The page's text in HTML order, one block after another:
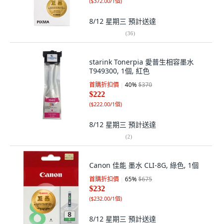
8/12 星期三 預計送達
(36)
starink Tonerpia 愛普生相容墨水
T949300, 1個, 紅色
首購折扣價 40%$370
$222
($222.00/1個)
8/12 星期三 預計送達
(2)
Canon 佳能 墨水 CLI-8G, 綠色, 1個
首購折扣價 65%$675
$232
($232.00/1個)
8/12 星期三 預計送達